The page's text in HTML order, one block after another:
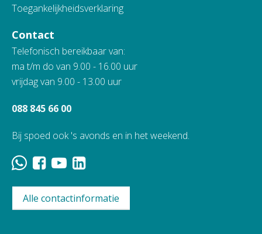
Toegankelijkheidsverklaring
Contact
Telefonisch bereikbaar van:
ma t/m do van 9.00 - 16.00 uur
vrijdag van 9.00 - 13.00 uur
088 845 66 00
Bij spoed ook 's avonds en in het weekend.
Alle contactinformatie